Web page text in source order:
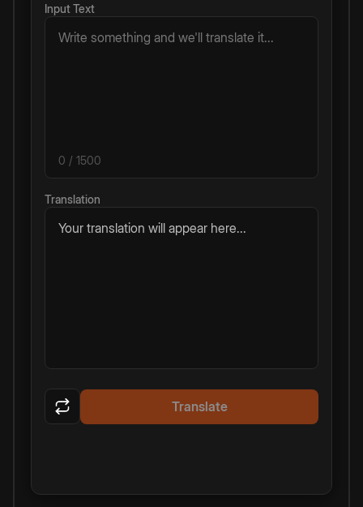
Input Text
0 / 1500
Translation
Your translation will appear here...
Translate